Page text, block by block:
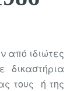
ιδιώτες
τους ή της